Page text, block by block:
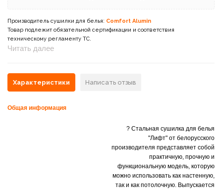
Производитель сушилки для белья: Comfort Alumin
Товар подлежит обязательной сертификации и соответствия
техническому регламенту ТС.
Читать далее
Характеристики Написать отзыв
Общая информация
? Стальная сушилка для белья
"Лифт" от белорусского
производителя представляет собой
практичную, прочную и
функциональную модель, которую
можно использовать как настенную,
так и как потолочную. Выпускается